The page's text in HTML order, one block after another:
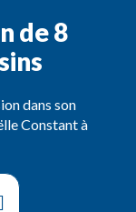
de 8
dans son
Constant à